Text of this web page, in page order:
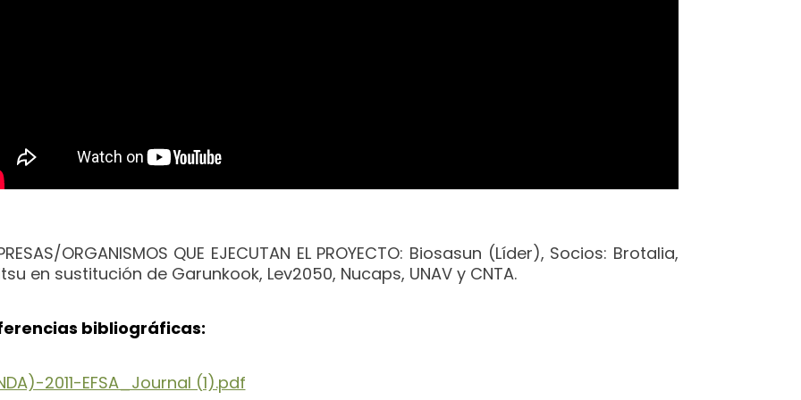
ORGANISMOS QUE EJECUTAN EL PROYECTO: Biosasun (Líder), Socios: Brotalia,
en sustitución de Garunkook, Lev2050, Nucaps, UNAV y CNTA.
bibliográficas:
2011-EFSA_Journal (1).pdf